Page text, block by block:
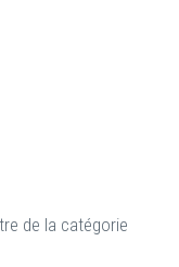
de la catégorie